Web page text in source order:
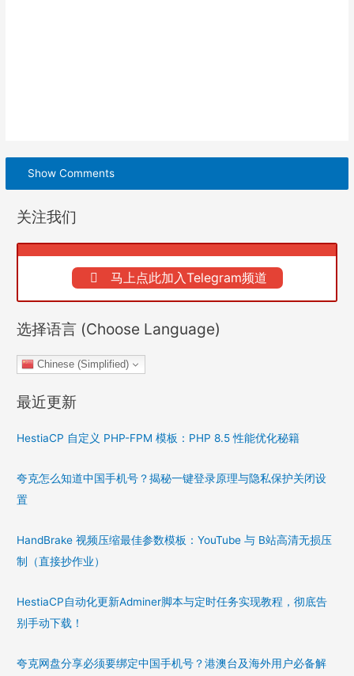
Show Comments
关注我们
马上点此加入Telegram频道
选择语言 (Choose Language)
Chinese (Simplified)
最近更新
HestiaCP 自定义 PHP-FPM 模板：PHP 8.5 性能优化秘籍
夸克怎么知道中国手机号？揭秘一键登录原理与隐私保护关闭设
置
HandBrake 视频压缩最佳参数模板：YouTube 与 B站高清无损压
制（直接抄作业）
HestiaCP自动化更新Adminer脚本与定时任务实现教程，彻底告
别手动下载！
夸克网盘分享必须要绑定中国手机号？港澳台及海外用户必备解